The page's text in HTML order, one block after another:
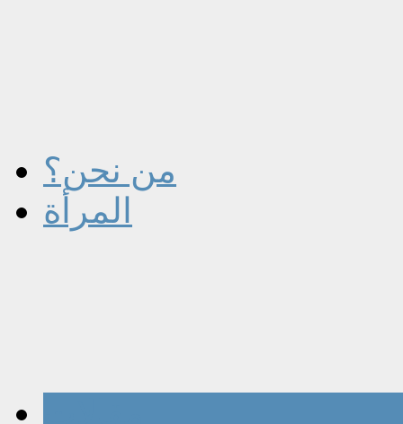
من نحن؟
المرأة